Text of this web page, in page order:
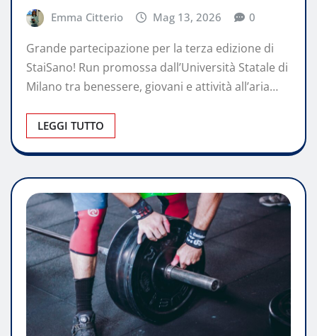
Emma Citterio Mag 13, 2026 0
Grande partecipazione per la terza edizione di
StaiSano! Run promossa dall’Università Statale di
Milano tra benessere, giovani e attività all’aria…
LEGGI TUTTO